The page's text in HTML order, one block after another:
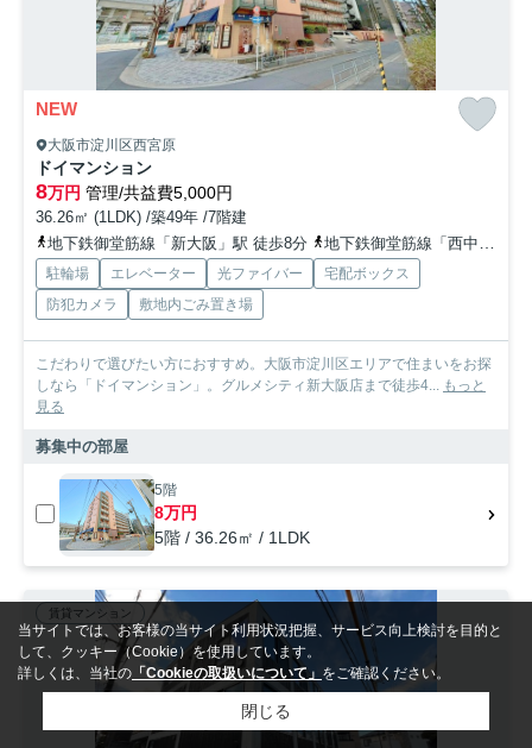
NEW
大阪市淀川区西宮原
ドイマンション
8万円 管理/共益費5,000円
36.26㎡ (1LDK) /築49年 /7階建
地下鉄御堂筋線「新大阪」駅 徒歩8分
地下鉄御堂筋線「西中島南方」駅 徒歩16分
駐輪場 エレベーター 光ファイバー
宅配ボックス
防犯カメラ
敷地内ごみ置き場
こだわりで選びたい方におすすめ。大阪市淀川区エリアで住まいをお探
しなら「ドイマンション」。グルメシティ新大阪店まで徒歩4...
もっと
見る
募集中の部屋
5階
8万円
5階 / 36.26㎡ / 1LDK
賃貸マンション
当サイトでは、お客様の当サイト利用状況把握、サービス向上検討を目的と
して、クッキー（Cookie）を使用しています。
詳しくは、当社の 「Cookieの取扱いについて」 をご確認ください。
閉じる